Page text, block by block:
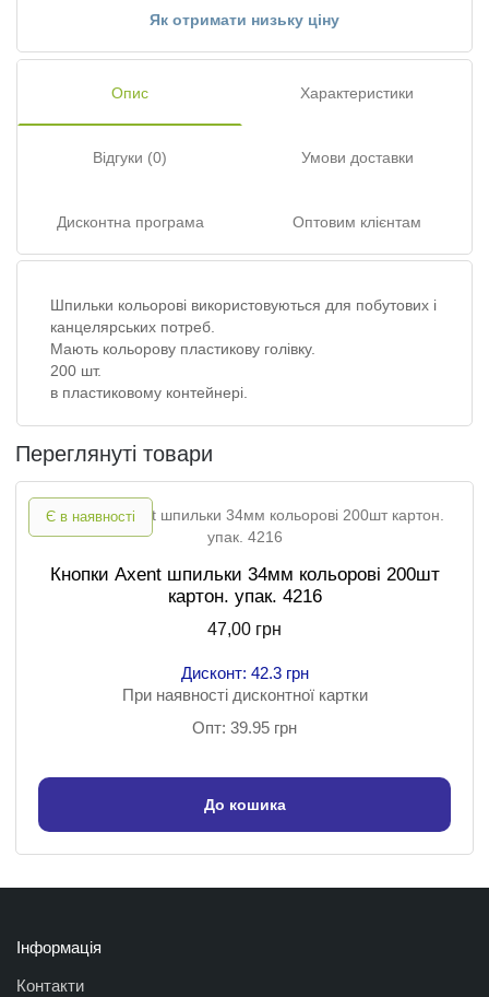
Як отримати низьку ціну
Опис Характеристики
Відгуки (0) Умови доставки
Дисконтна програма Оптовим клієнтам
Шпильки кольорові використовуються для побутових і
канцелярських потреб.
Мають кольорову пластикову голівку.
200 шт.
в пластиковому контейнері.
Переглянуті товари
Є в наявності
Кнопки Axent шпильки 34мм кольорові 200шт
картон. упак. 4216
47,00 грн
Дисконт: 42.3 грн
При наявності дисконтної картки
Опт: 39.95 грн
До кошика
Інформація
Контакти